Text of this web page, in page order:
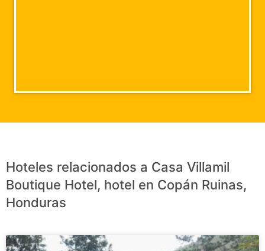
Hoteles relacionados a Casa Villamil
Boutique Hotel, hotel en Copán Ruinas,
Honduras